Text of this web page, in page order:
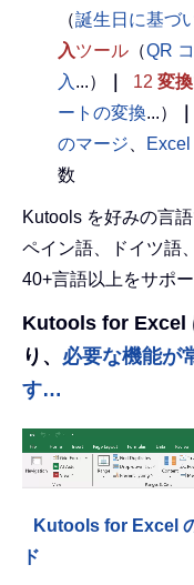
（誕生日に基づ
入ツール （QR
入...） 12 変換
ートの変換...）
のマージ、
数
Kutools を好みの言
ペイン語、ドイツ語
40+言語以上をサポ
Kutools for Excel
り、 必要な機能が
す…
Kutools for Excel
ド